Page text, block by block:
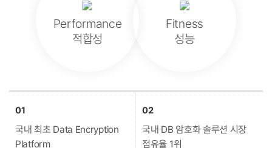
Performance
적합성
Fitness
성능
01
국내 최초 Data Encryption
Platform
02
국내 DB 암호화 솔루션 시장
점유율 1위